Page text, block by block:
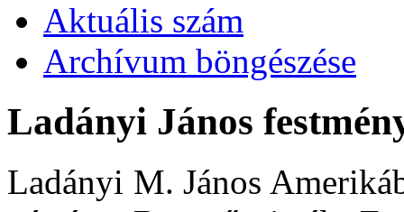
Aktuális szám
Archívum böngészése
Ladányi János
Ladányi M. János